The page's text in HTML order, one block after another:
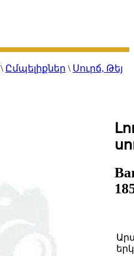
\ Ըմպելիքներ \ Սուրճ, Թեյ